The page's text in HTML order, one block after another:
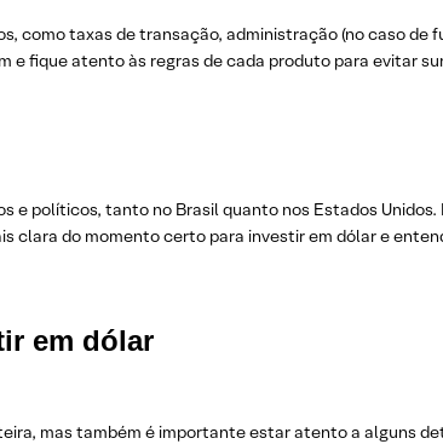
como taxas de transação, administração (no caso de
e fique atento às regras de cada produto para evitar
e políticos, tanto no Brasil quanto nos Estados Unidos.
clara do momento certo para investir em dólar e
em dólar
mas também é importante estar atento a alguns